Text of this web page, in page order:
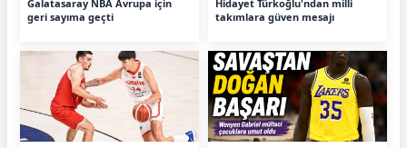
Galatasaray NBA Avrupa için
geri sayıma geçti
Hidayet Türkoğlu'ndan milli
takımlara güven mesajı